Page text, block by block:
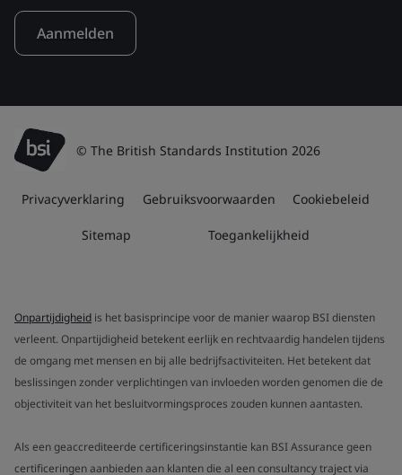
Aanmelden
© The British Standards Institution 2026
Privacyverklaring Gebruiksvoorwaarden Cookiebeleid
Sitemap Toegankelijkheid
Onpartijdigheid is het basisprincipe voor de manier waarop BSI diensten
verleent. Onpartijdigheid betekent eerlijk en rechtvaardig handelen tijdens
de omgang met mensen en bij alle bedrijfsactiviteiten. Het betekent dat
beslissingen zonder verplichtingen van invloeden worden genomen die de
objectiviteit van het besluitvormingsproces zouden kunnen aantasten.
Als een geaccrediteerde certificeringsinstantie kan BSI Assurance geen
certificeringen aanbieden aan klanten die al een consultancy traject via